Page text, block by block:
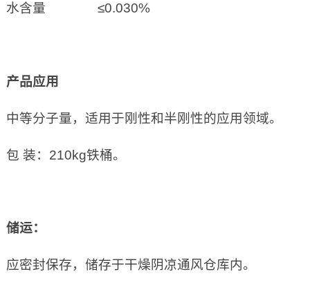
水含量 ≤0.030%
产品应用
中等分子量，适用于刚性和半刚性的应用领域。
包 装：210kg铁桶。
储运：
应密封保存，储存于干燥阴凉通风仓库内。